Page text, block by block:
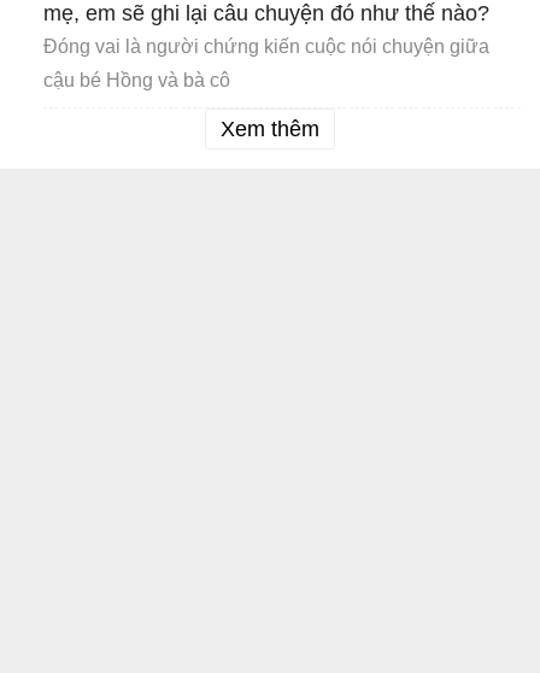
mẹ, em sẽ ghi lại câu chuyện đó như thế nào?
Đóng vai là người chứng kiến cuộc nói chuyện giữa
cậu bé Hồng và bà cô
Xem thêm